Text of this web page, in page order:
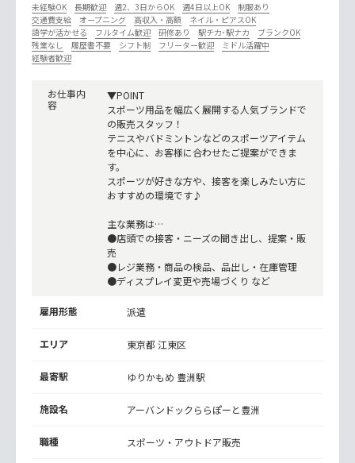
未経験OK 長期歓迎 週2、3日からOK 週4日以上OK
制服あり
交通費支給
オープニング 高収入・高額
ネイル・ピアスOK
語学が活かせる
フルタイム歓迎 研修あり 駅チカ･駅ナカ
ブランクOK
残業なし
履歴書不要 シフト制 フリーター歓迎
ミドル活躍中
経験者歓迎
お仕事内
容
▼POINT
スポーツ用品を幅広く展開する人気ブランドで
の販売スタッフ！
テニスやバドミントンなどのスポーツアイテム
を中心に、お客様に合わせたご提案ができま
す。
スポーツが好きな方や、接客を楽しみたい方に
おすすめの環境です♪
主な業務は…
●店頭での接客・ニーズの聞き出し、提案・販
売
●レジ業務・商品の検品、品出し・在庫管理
●ディスプレイ変更や売場づくり など
雇用形態 派遣
エリア 東京都 江東区
最寄駅 ゆりかもめ 豊洲駅
施設名 アーバンドックららぽーと豊洲
職種 スポーツ・アウトドア販売